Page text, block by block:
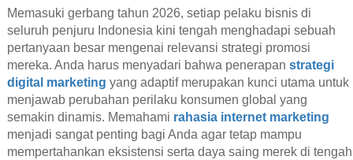
Memasuki gerbang tahun 2026, setiap pelaku bisnis di
seluruh penjuru Indonesia kini tengah menghadapi sebuah
pertanyaan besar mengenai relevansi strategi promosi
mereka. Anda harus menyadari bahwa penerapan strategi
digital marketing yang adaptif merupakan kunci utama untuk
menjawab perubahan perilaku konsumen global yang
semakin dinamis. Memahami rahasia internet marketing
menjadi sangat penting bagi Anda agar tetap mampu
mempertahankan eksistensi serta daya saing merek di tengah